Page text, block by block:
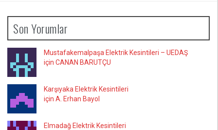
Son Yorumlar
Mustafakemalpaşa Elektrik Kesintileri – UEDAŞ
için CANAN BARUTÇU
Karşıyaka Elektrik Kesintileri
için A. Erhan Bayol
Elmadağ Elektrik Kesintileri